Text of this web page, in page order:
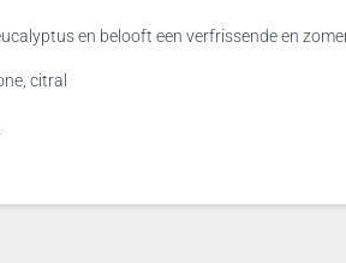
en belooft een verfrissende en
citral